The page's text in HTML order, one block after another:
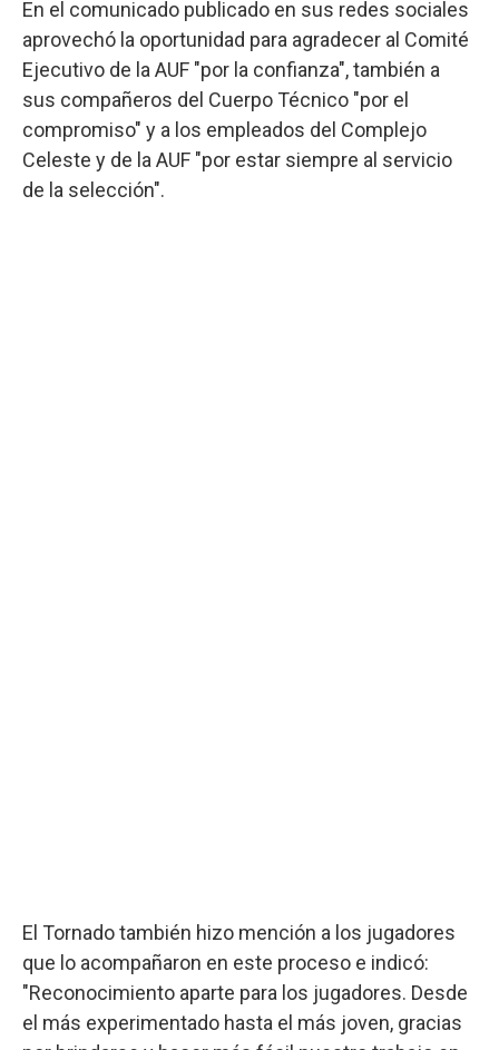
En el comunicado publicado en sus redes sociales
aprovechó la oportunidad para agradecer al Comité
Ejecutivo de la AUF "por la confianza", también a
sus compañeros del Cuerpo Técnico "por el
compromiso" y a los empleados del Complejo
Celeste y de la AUF "por estar siempre al servicio
de la selección".
El Tornado también hizo mención a los jugadores
que lo acompañaron en este proceso e indicó:
"Reconocimiento aparte para los jugadores. Desde
el más experimentado hasta el más joven, gracias